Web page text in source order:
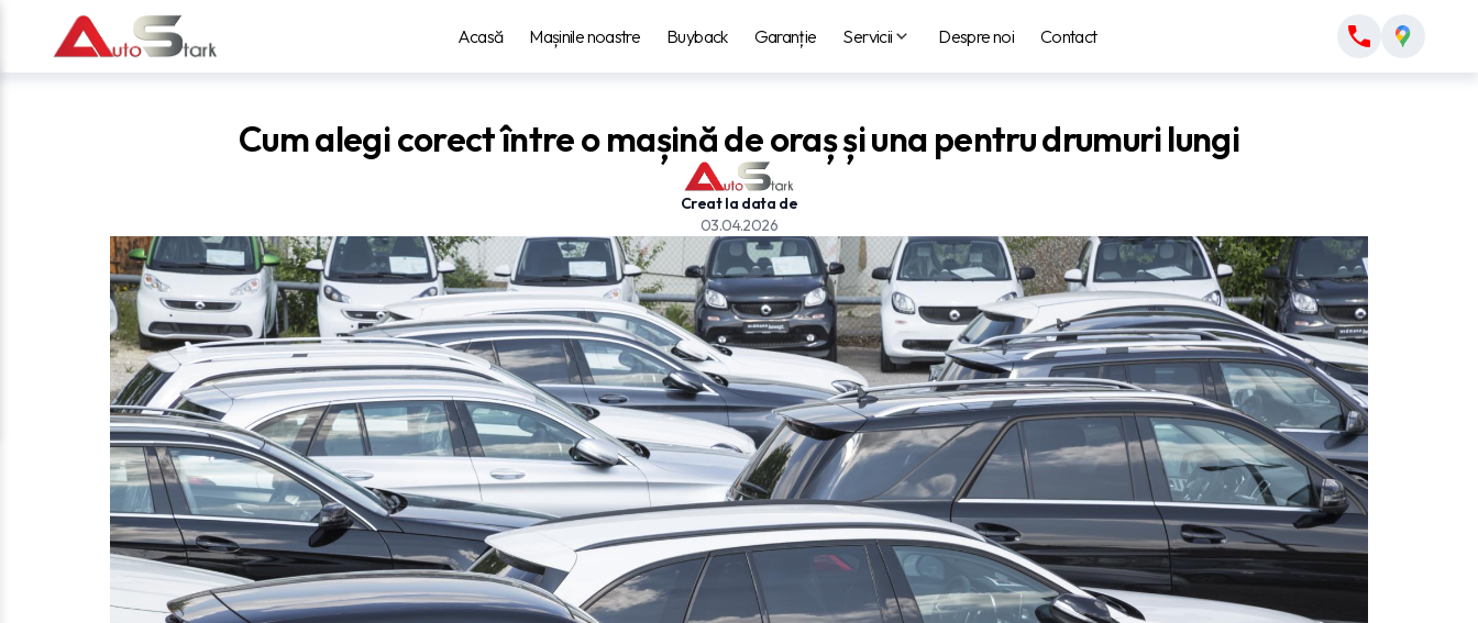
Acasă Mașinile noastre Buyback Garanție Servicii Despre noi Contact
Cum alegi corect între o mașină de oraș și una pentru drumuri lungi
Creat la data de
03.04.2026